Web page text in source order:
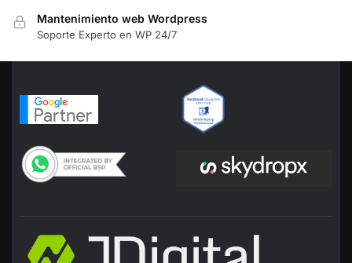
Mantenimiento web Wordpress
Soporte Experto en WP 24/7